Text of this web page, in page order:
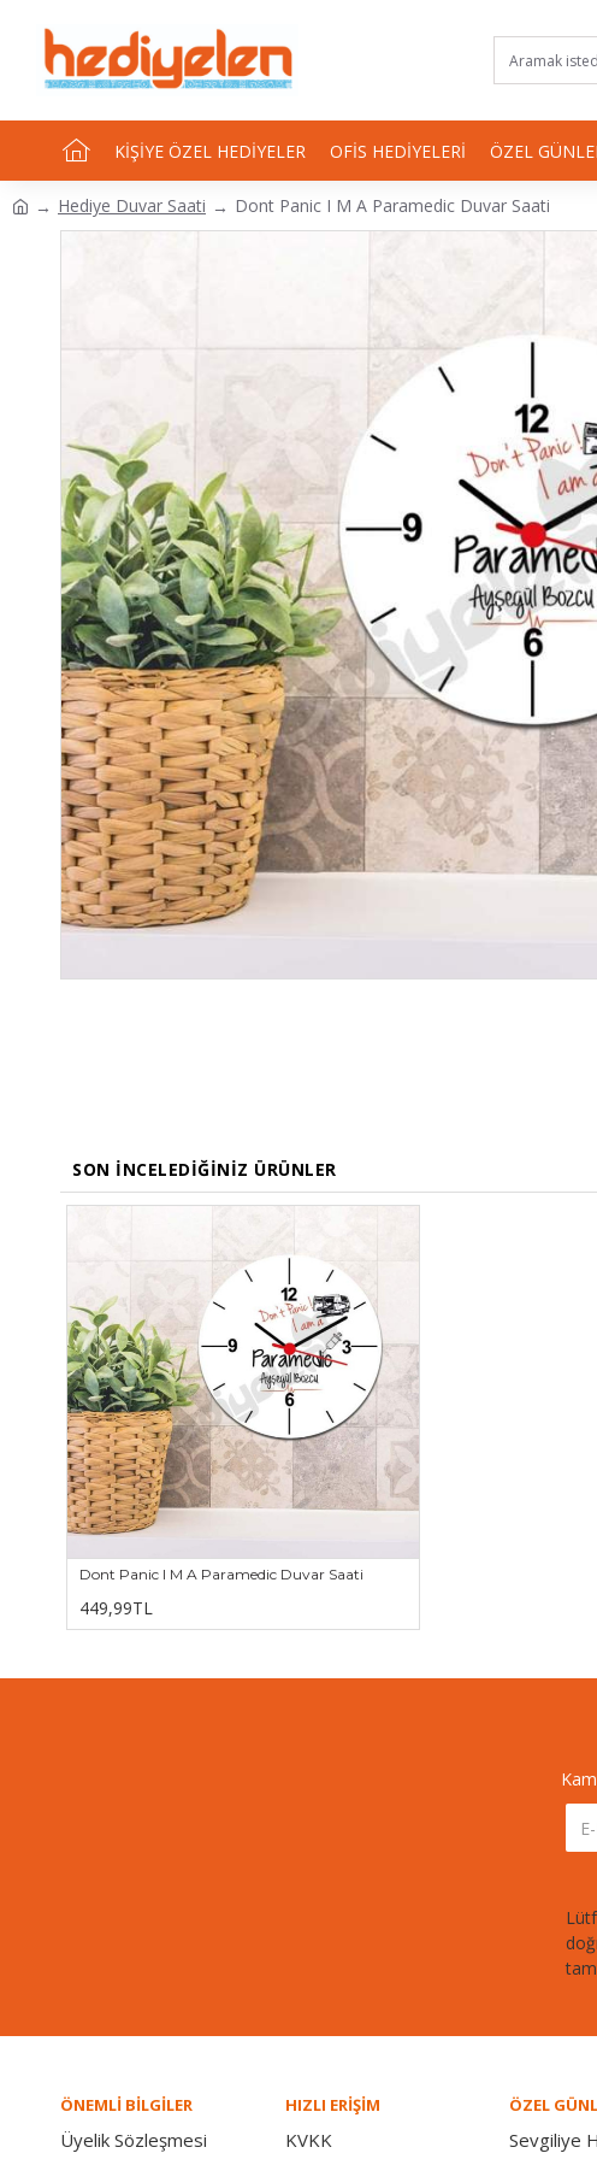
KIŞIYE ÖZEL HEDIYELER OFIS HEDIYELERI ÖZEL
Hediye Duvar Saati Dont Panic I M A Paramedic Duvar Saati
SON İNCELEDIĞINIZ ÜRÜNLER
Dont Panic I M A Paramedic Duvar Saati
449,99TL
ÖNEMLİ BİLGİLER
Üyelik Sözleşmesi
HIZLI ERİŞİM
KVKK
ÖZEL
Sevgiliye